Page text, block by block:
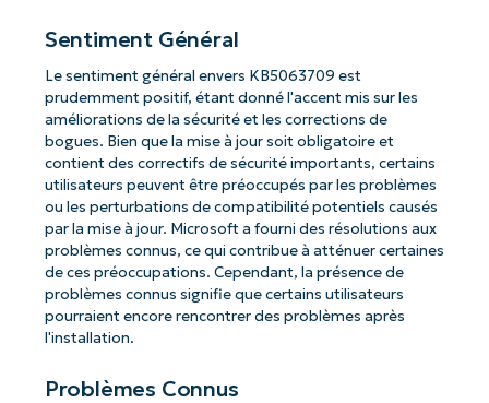
Sentiment Général
Le sentiment général envers KB5063709 est
prudemment positif, étant donné l'accent mis sur les
améliorations de la sécurité et les corrections de
bogues. Bien que la mise à jour soit obligatoire et
contient des correctifs de sécurité importants, certains
utilisateurs peuvent être préoccupés par les problèmes
ou les perturbations de compatibilité potentiels causés
par la mise à jour. Microsoft a fourni des résolutions aux
problèmes connus, ce qui contribue à atténuer certaines
de ces préoccupations. Cependant, la présence de
problèmes connus signifie que certains utilisateurs
pourraient encore rencontrer des problèmes après
l'installation.
Problèmes Connus